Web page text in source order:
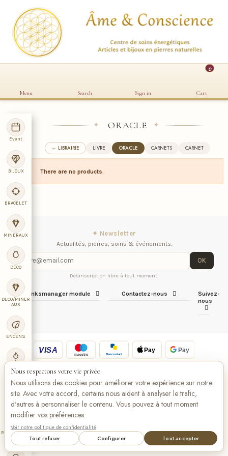
Menu Search Sign in
0
Cart
Event
BIJOUX
BRACELET
MINERAUX
DECO
DECO/MINER
AUX
ENCENS
BOUGIE
LIBRAIRIE
RADIESTHES
✦ ORACLE ✦
← LIBRAIRIE LIVRE ORACLE CARNETS CARNET
There are no products.
✦ Newsletter
Actualités, pierres, soins & événements.
OK
Désinscription libre à tout moment.
iqitlinksmanager module Contactez-nous
Suivez-
nous
VISA
maestro Bancontact
Pay Pay
Nous respectons votre vie privée
Nous utilisons des cookies pour améliorer votre expérience sur notre
site. Avec votre accord, certains nous aident à analyser le trafic,
d'autres à personnaliser le contenu. Vous pouvez à tout moment
modifier vos préférences.
Voir notre politique de confidentialité
Tout refuser Configurer Tout accepter